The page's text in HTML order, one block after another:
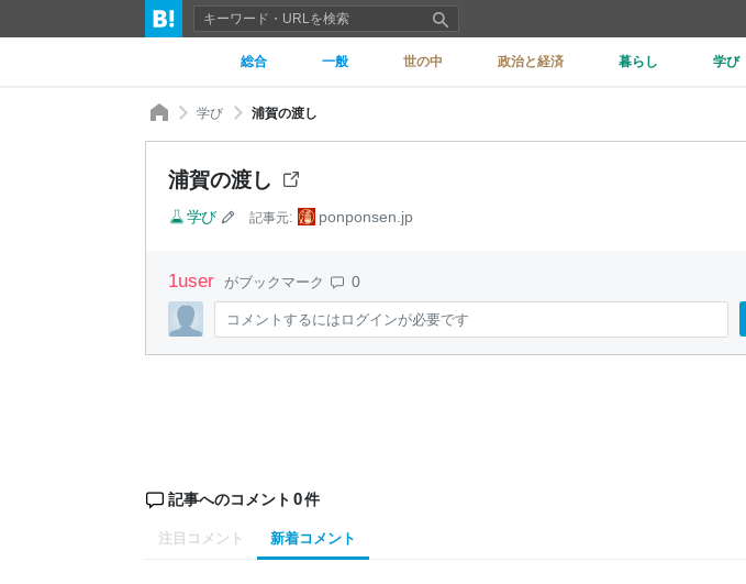
総合 一般 世の中 政治と経済 暮らし 学び
学び 浦賀の渡し
浦賀の渡し
学び 記事元: ponponsen.jp
1user がブックマーク 0
コメントするにはログインが必要です
記事へのコメント 0件
注目コメント 新着コメント